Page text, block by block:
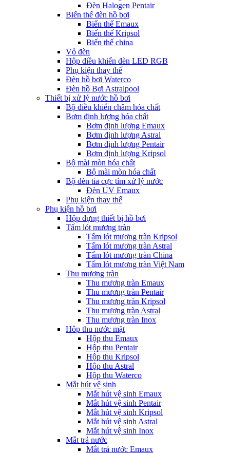
Đèn Halogen Pentair
Biến thế đèn hồ bơi
Biến thế Emaux
Biến thế Kripsol
Biến thế china
Vỏ đèn
Hộp điều khiển đèn LED RGB
Phụ kiện thay thế
Đèn hồ bơi Waterco
Đèn hồ Bơi Astralpool
Thiết bị xử lý nước hồ bơi
Bộ điều khiển châm hóa chất
Bơm định lượng hóa chất
Bơm định lượng Emaux
Bơm định lượng Astral
Bơm định lượng Pentair
Bơm định lượng Kripsol
Bộ mài mòn hóa chất
Bộ mài mòn hóa chất
Bộ đèn tia cực tím xử lý nước
Đèn UV Emaux
Phụ kiện thay thế
Phụ kiện hồ bơi
Hộp đựng thiết bị hồ bơi
Tấm lót mương tràn
Tấm lót mương tràn Kripsol
Tấm lót mương tràn Astral
Tấm lót mương tràn China
Tấm lót mương tràn Việt Nam
Thu mương tràn
Thu mương tràn Emaux
Thu mương tràn Pentair
Thu mương tràn Kripsol
Thu mương tràn Astral
Thu mương tràn Inox
Hôp thu nước mặt
Hộp thu Emaux
Hộp thu Pentair
Hộp thu Kripsol
Hộp thu Astral
Hộp thu Waterco
Mắt hút vệ sinh
Mắt hút vệ sinh Emaux
Mắt hút vệ sinh Pentair
Mắt hút vệ sinh Kripsol
Mắt hút vệ sinh Astral
Mắt hút vệ sinh Inox
Mắt trả nước
Mắt trả nước Emaux